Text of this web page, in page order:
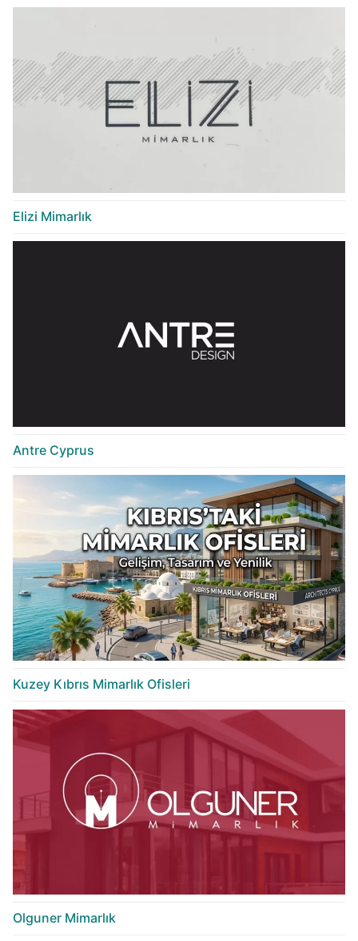
Elizi Mimarlık
Antre Cyprus
Kuzey Kıbrıs Mimarlık Ofisleri
Olguner Mimarlık